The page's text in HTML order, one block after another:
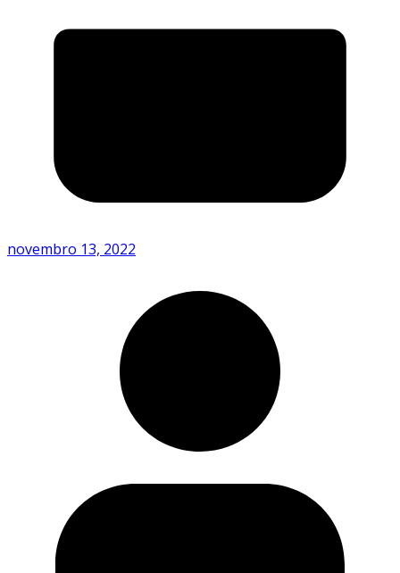
novembro 13, 2022